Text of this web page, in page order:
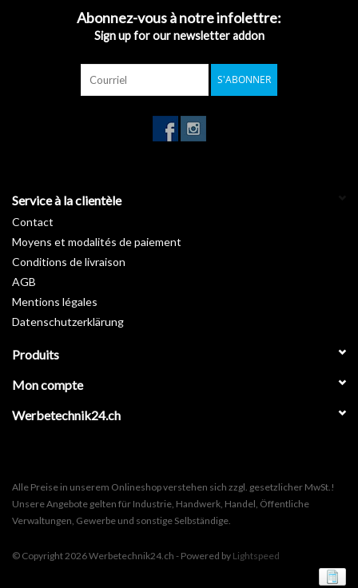
Abonnez-vous à notre infolettre:
Sign up for our newsletter addon
S'ABONNER
Service à la clientèle
Contact
Moyens et modalités de paiement
Conditions de livraison
AGB
Mentions légales
Datenschutzerklärung
Produits
Mon compte
Werbetechnik24.ch
Alle Preise in unserem Onlineshop verstehen sich zzgl. gesetzlicher MwSt.!
Unsere Angebote gelten für Industrie, Handwerk, Handel, Öffentliche
Verwaltungen, Gewerbe und sonstige Selbständige.
© Copyright 2026 Werbetechnik24.ch - Powered by Lightspeed